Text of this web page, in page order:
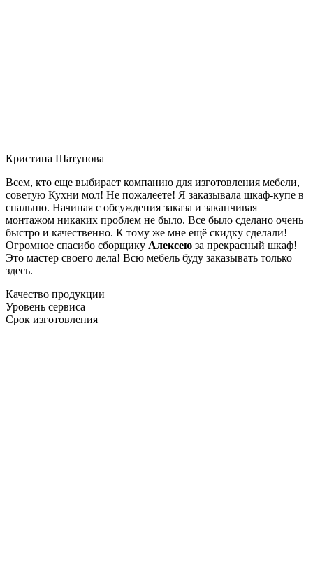
Кристина Шатунова
Всем, кто еще выбирает компанию для изготовления мебели,
советую Кухни мол! Не пожалеете! Я заказывала шкаф-купе в
спальню. Начиная с обсуждения заказа и заканчивая
монтажом никаких проблем не было. Все было сделано очень
быстро и качественно. К тому же мне ещё скидку сделали!
Огромное спасибо сборщику Алексею за прекрасный шкаф!
Это мастер своего дела! Всю мебель буду заказывать только
здесь.
Качество продукции
Уровень сервиса
Срок изготовления